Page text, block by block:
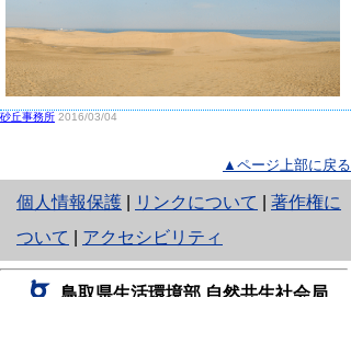
砂丘事務所 2016/03/04
▲ページ上部に戻る
個人情報保護
と
り
ネ
リンクについて
著作権に
ついて
アクセシビリティ
鳥取県生活環境部 自然共生社会局